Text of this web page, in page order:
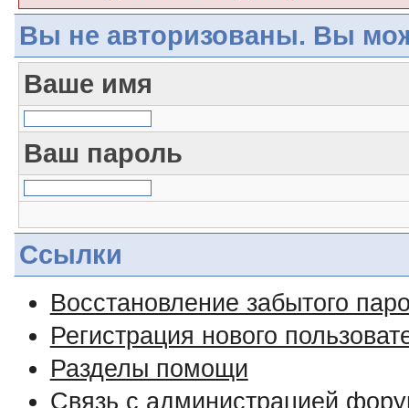
Вы не авторизованы. Вы
Ваше имя
Ваш пароль
Ссылки
Восстановление забытого
Регистрация нового
Разделы помощи
Связь с администрацией